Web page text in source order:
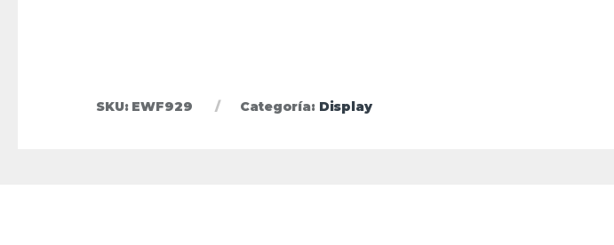
SKU: EWF929 Categoría: Display